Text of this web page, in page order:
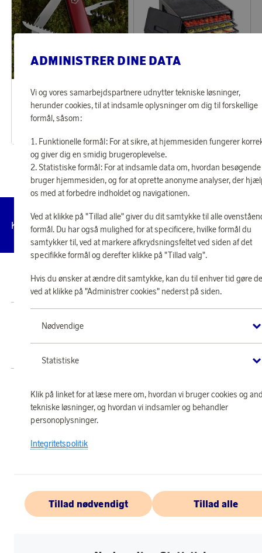
Victorinox
Optjen 255 point
Lommekniv Camper
10 590 point
Excalibur
Optjen 2 491 point
Madtørrer 4 bakker
ADMINISTRER DINE DATA
Vi og vores samarbejdspartnere udnytter tekniske løsninger,
herunder cookies, til at indsamle oplysninger om dig til forskellige
formål, såsom:
Funktionelle formål: For at sikre, at hjemmesiden fungerer
og giver dig en smidig brugeroplevelse.
Statistiske formål: For at indsamle data om, hvordan besøgende
bruger hjemmesiden, og for at oprette anonyme analyser, der
os med at forbedre indholdet og navigationen.
Ved at klikke på "Tillad alle" giver du dit samtykke til alle
formål. Du har også mulighed for at specificere, hvilke formål du
samtykker til, ved at markere afkrydsningsfeltet ved siden af det
specifikke formål og derefter klikke på "Tillad valg".
Hvis du ønsker at ændre dit samtykke, kan du til enhver tid gøre
ved at klikke på "Administrer cookies" nederst på siden.
Nødvendige
Statistiske
Klik på linket for at læse mere om, hvordan vi bruger cookies og
tekniske løsninger, og hvordan vi indsamler og behandler
personoplysninger.
Integritetspolitik
Tillad nødvendigt Tillad alle
Kundeservice Vilkår Privatlivspolitik
Administrer
cookies
© 2026 Scandinavian Airlines System-Denmark-Norway-Sweden, org.nr
902001-7720, 195 87 Stockholm
Copyright © 2026 Crossroads Loyalty Solutions ApS. Alle rettigheder